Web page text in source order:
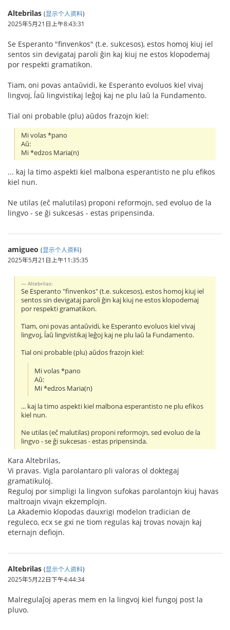
Altebrilas (显示个人资料)
2025年5月21日上午8:43:31
Se Esperanto "finvenkos" (t.e. sukcesos), estos homoj kiuj iel
sentos sin devigataj paroli ĝin kaj kiuj ne estos klopodemaj
por respekti gramatikon.
Tiam, oni povas antaŭvidi, ke Esperanto evoluos kiel vivaj
lingvoj, ĺaŭ lingvistikaj leĝoj kaj ne plu laŭ la Fundamento.
Tial oni probable (plu) aŭdos frazojn kiel:
Mi volas *pano
Aŭ:
Mi *edzos Maria(n)
... kaj la timo aspekti kiel malbona esperantisto ne plu efikos
kiel nun.
Ne utilas (eĉ malutilas) proponi reformojn, sed evoluo de la
lingvo - se ĝi sukcesas - estas pripensinda.
amigueo (显示个人资料)
2025年5月21日上午11:35:35
Altebrilas:
Se Esperanto "finvenkos" (t.e. sukcesos), estos homoj kiuj iel
sentos sin devigataj paroli ĝin kaj kiuj ne estos klopodemaj
por respekti gramatikon.
Tiam, oni povas antaŭvidi, ke Esperanto evoluos kiel vivaj
lingvoj, ĺaŭ lingvistikaj leĝoj kaj ne plu laŭ la Fundamento.
Tial oni probable (plu) aŭdos frazojn kiel:
Mi volas *pano
Aŭ:
Mi *edzos Maria(n)
... kaj la timo aspekti kiel malbona esperantisto ne plu efikos
kiel nun.
Ne utilas (eĉ malutilas) proponi reformojn, sed evoluo de la
lingvo - se ĝi sukcesas - estas pripensinda.
Kara Altebrilas,
Vi pravas. Vigla parolantaro pli valoras ol doktegaj
gramatikuloj.
Reguloj por simpligi la lingvon sufokas parolantojn kiuj havas
maltroajn vivajn ekzemplojn.
La Akademio klopodas dauxrigi modelon tradician de
reguleco, ecx se gxi ne tiom regulas kaj trovas novajn kaj
eternajn defiojn.
Altebrilas (显示个人资料)
2025年5月22日下午4:44:34
Malregulaĵoj aperas mem en la lingvoj kiel fungoj post la
pluvo.